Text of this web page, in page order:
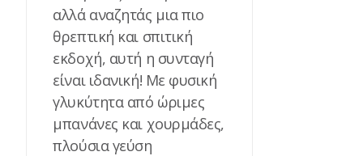
αλλά αναζητάς μια πιο
θρεπτική και σπιτική
εκδοχή, αυτή η συνταγή
είναι ιδανική! Με φυσική
γλυκύτητα από ώριμες
μπανάνες και χουρμάδες,
πλούσια γεύση